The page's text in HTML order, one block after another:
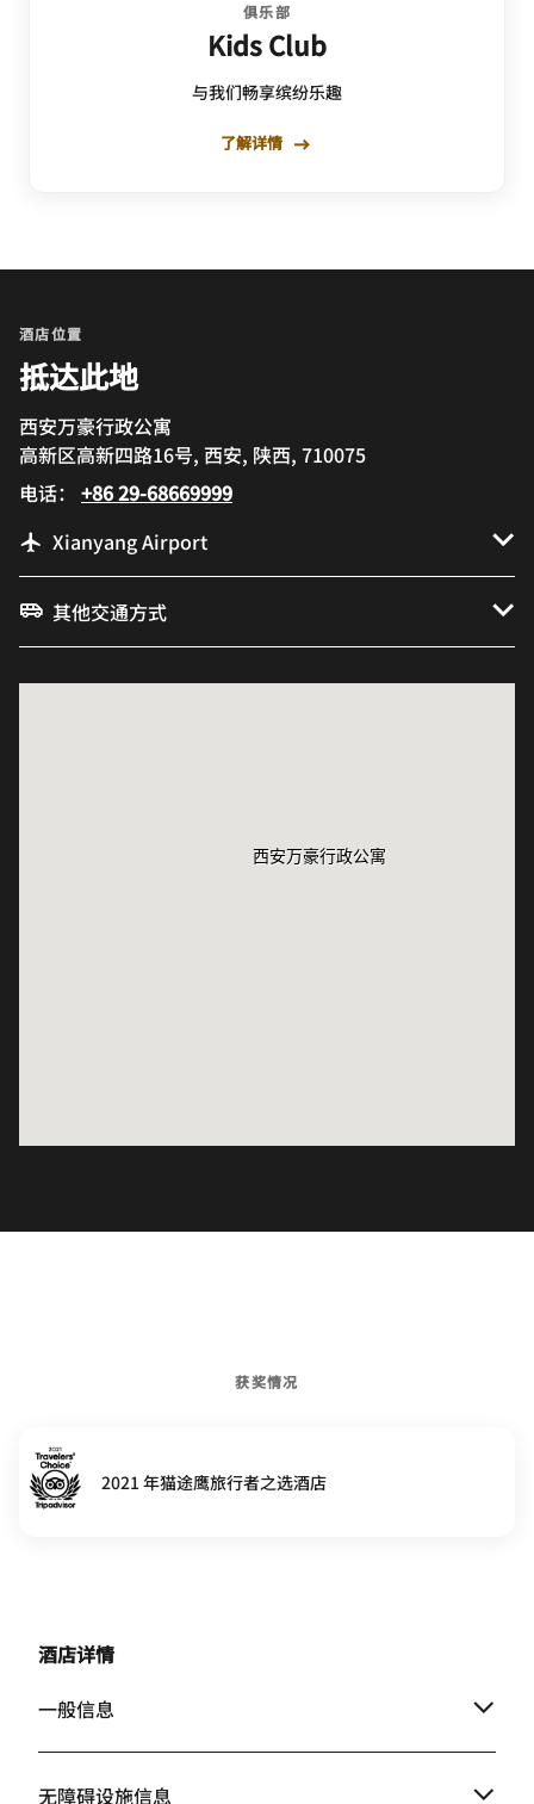
俱乐部
Kids Club
与我们畅享缤纷乐趣
了解详情
酒店位置
抵达此地
西安万豪行政公寓
高新区高新四路16号, 西安, 陕西, 710075
电话： +86 29-68669999
Xianyang Airport
其他交通方式
西安万豪行政公寓
西安万豪行政公寓
获奖情况
2021 年猫途鹰旅行者之选酒店
酒店详情
一般信息
无障碍设施信息